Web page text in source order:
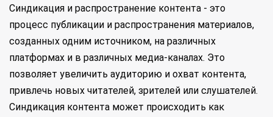
Синдикация и распространение контента - это
процесс публикации и распространения материалов,
созданных одним источником, на различных
платформах и в различных медиа-каналах. Это
позволяет увеличить аудиторию и охват контента,
привлечь новых читателей, зрителей или слушателей.
Синдикация контента может происходить как